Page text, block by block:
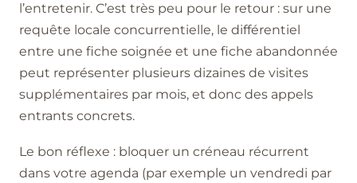
l’entretenir. C’est très peu pour le retour : sur une
requête locale concurrentielle, le différentiel
entre une fiche soignée et une fiche abandonnée
peut représenter plusieurs dizaines de visites
supplémentaires par mois, et donc des appels
entrants concrets.
Le bon réflexe : bloquer un créneau récurrent
dans votre agenda (par exemple un vendredi par